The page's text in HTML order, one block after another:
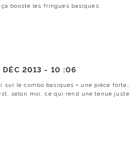
booste les fringues basiques.
DÉC 2013 - 10 :06
sur le combo basiques + une pièce forte…
selon moi, ce qui rend une tenue juste